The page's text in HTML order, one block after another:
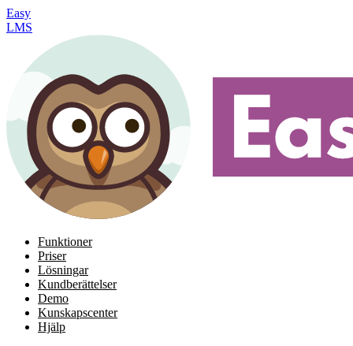
Easy
LMS
Funktioner
Priser
Lösningar
Kundberättelser
Demo
Kunskapscenter
Hjälp